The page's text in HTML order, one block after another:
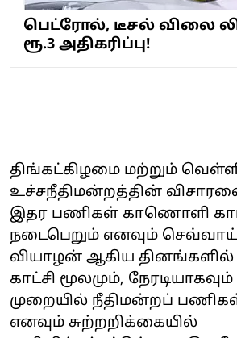
பெட்ரோல், டீசல் விலை
ரூ.3 அதிகரிப்பு!
திங்கட்கிழமை மற்றும்
உச்சநீதிமன்றத்தின்
இதர பணிகள் காணொளி
நடைபெறும் எனவும்
வியாழன் ஆகிய
காட்சி மூலமும்,
முறையில் நீதிமன்றப்
எனவும் சுற்றறிக்கையில்